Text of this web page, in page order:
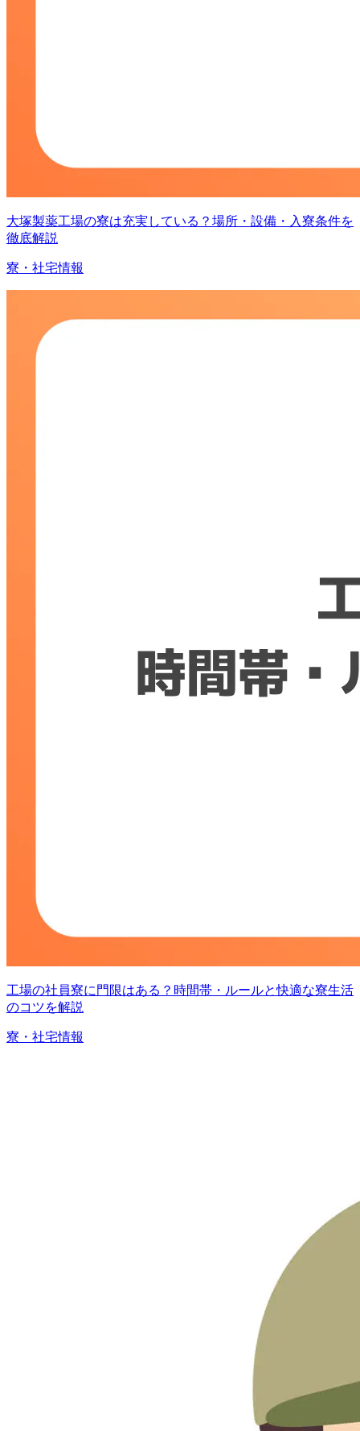
大塚製薬工場の寮は充実している？場所・設備・入寮条件を
徹底解説
寮・社宅情報
工場の社員寮に門限はある？時間帯・ルールと快適な寮生活
のコツを解説
寮・社宅情報